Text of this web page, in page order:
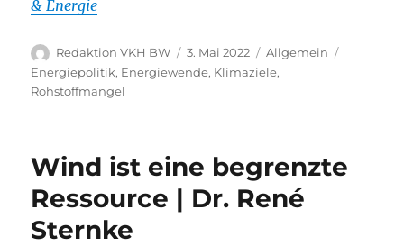
& Energie
Autor
Redaktion VKH BW
Veröffentlicht
am
3. Mai 2022 Kategorien
Allgemein
Energiepolitik, Energiewende, Klimaziele,
Rohstoffmangel
Wind ist eine begrenzte
Ressource | Dr. René
Sternke